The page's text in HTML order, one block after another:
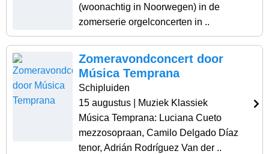
(woonachtig in Noorwegen) in de
zomerserie orgelconcerten in ..
Zomeravondconcert door
Música Temprana
Schipluiden
15 augustus | Muziek Klassiek
Música Temprana: Luciana Cueto
mezzosopraan, Camilo Delgado Díaz
tenor, Adrián Rodríguez Van der ..